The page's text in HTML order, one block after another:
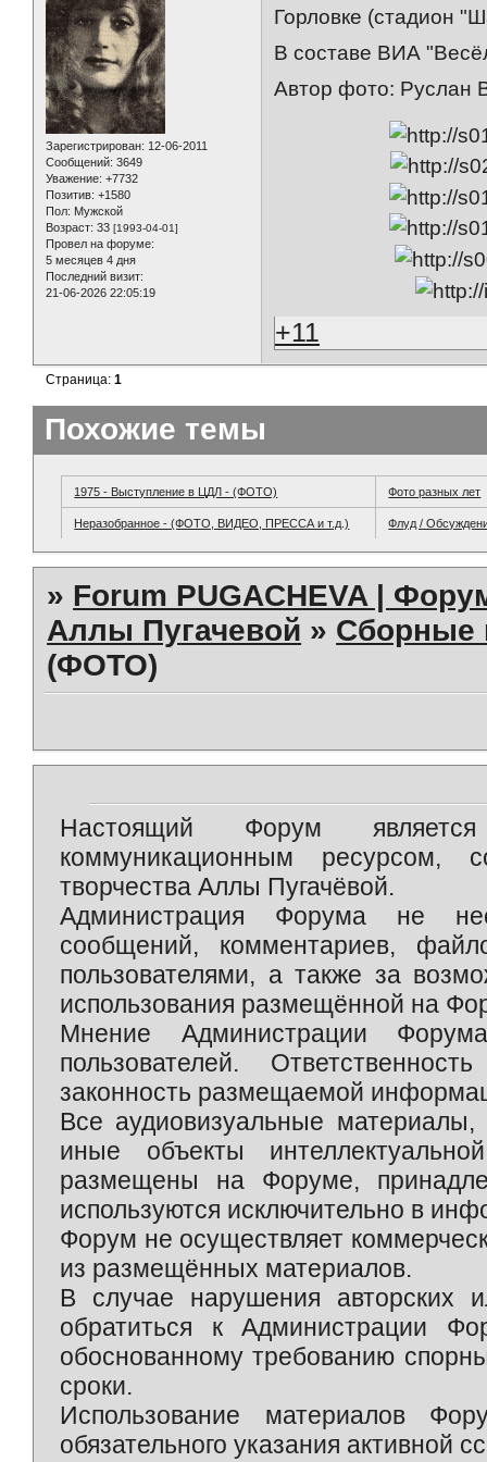
Зарегистрирован: 12-06-2011
Сообщений: 3649
Уважение: +7732
Позитив: +1580
Пол: Мужской
Возраст: 33 [1993-04-01]
Провел на форуме:
5 месяцев 4 дня
Последний визит:
21-06-2026 22:05:19
Горловке (стадион
В составе ВИА
Автор фото: Руслан
+11
Страница:1
Похожие темы
1975 - Выступление в ЦДЛ - (ФОТО) Фото разных лет
Неразобранное - (ФОТО, ВИДЕО, ПРЕССА и т.д.) Флуд /
» Forum PUGACHEVA |
Аллы Пугачевой » Сборные
(ФОТО)
Настоящий Форум является
коммуникационным ресурсом,
творчества Аллы Пугачёвой.
Администрация Форума не
сообщений, комментариев,
пользователями, а также за
использования размещённой на
Мнение Администрации
пользователей.
законность размещаемой
Все аудиовизуальные
иные объекты
размещены на Форуме,
используются исключительно в
Форум не осуществляет
из размещённых материалов.
В случае нарушения авторских
обратиться к Администрации
обоснованному требованию
сроки.
Использование материалов
обязательного указания активной